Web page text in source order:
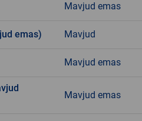
Mavjud emas
emas) Mavjud
Mavjud emas
Mavjud emas